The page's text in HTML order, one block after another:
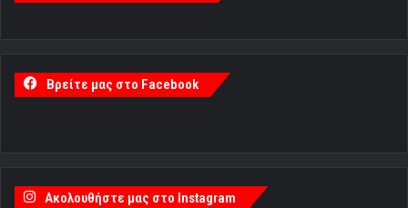
Βρείτε μας στο Facebook
Ακολουθήστε μας στο Instagram